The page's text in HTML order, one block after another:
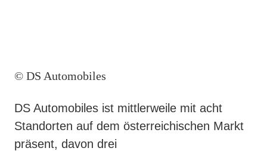
© DS Automobiles
DS Automobiles ist mittlerweile mit acht
Standorten auf dem österreichischen Markt
präsent, davon drei